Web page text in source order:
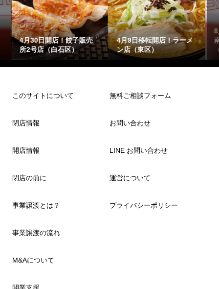
ーメ
8月2１日閉店！９月中旬
南幌町移転！ラーメン店
（東区）
3月26日開店！餃子販売
所（東区）
このサイトについて
閉店情報
開店情報
閉店の前に
事業譲渡とは？
事業譲渡の流れ
M&Aについて
無料ご相談フォーム
お問い合わせ
LINE お問い合わせ
運営について
プライバシーポリシー